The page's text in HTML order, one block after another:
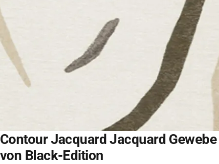
Contour Jacquard Jacquard Gewebe
von Black-Edition